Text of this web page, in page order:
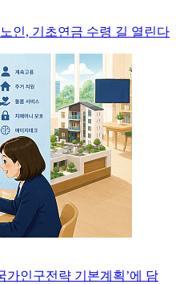
인, 기초연금 수령 길 열린다
가인구전략 기본계획’에 담